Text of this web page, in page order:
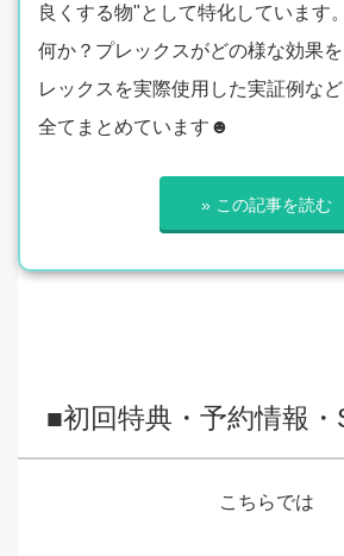
良くする物"として特化しています
何か？プレックスがどの様な効果
レックスを実際使用した実証例な
全てまとめています☻
» この記事を読む
■初回特典・予約情報
こちらでは